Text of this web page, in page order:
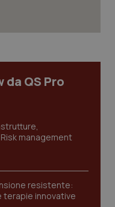
QS Pro
management
resistente:
terapie innovative
alle aree
grado di
cookie.
YouTube
5